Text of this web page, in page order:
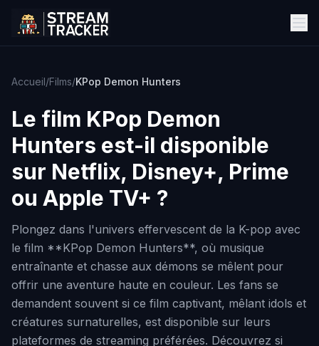
Accueil/Films/KPop Demon Hunters
Le film KPop Demon
Hunters est-il disponible
sur Netflix, Disney+, Prime
ou Apple TV+ ?
Plongez dans l'univers effervescent de la K-pop avec
le film **KPop Demon Hunters**, où musique
entraînante et chasse aux démons se mêlent pour
offrir une aventure haute en couleur. Les fans se
demandent souvent si ce film captivant, mêlant idols et
créatures surnaturelles, est disponible sur leurs
plateformes de streaming préférées. Découvrez si